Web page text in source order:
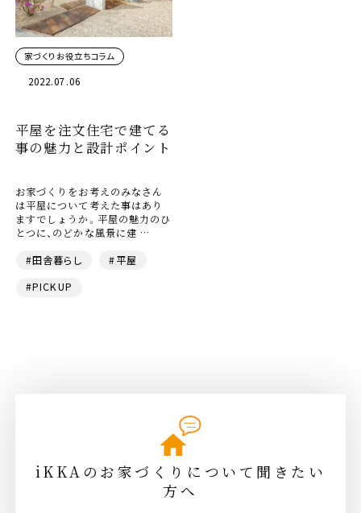
家づくりお役立ちコラム
2022.07.06
平屋を注文住宅で建てる
事の魅力と設計ポイント
お家づくりをお考えのみなさん
は平屋について考えた事はあり
ますでしょうか。平屋の魅力のひ
とつに、のどかな風景に建 …
#田舎暮らし
#平屋
#PICKUP
iKKAのお家づくりについて聞きたい
方へ